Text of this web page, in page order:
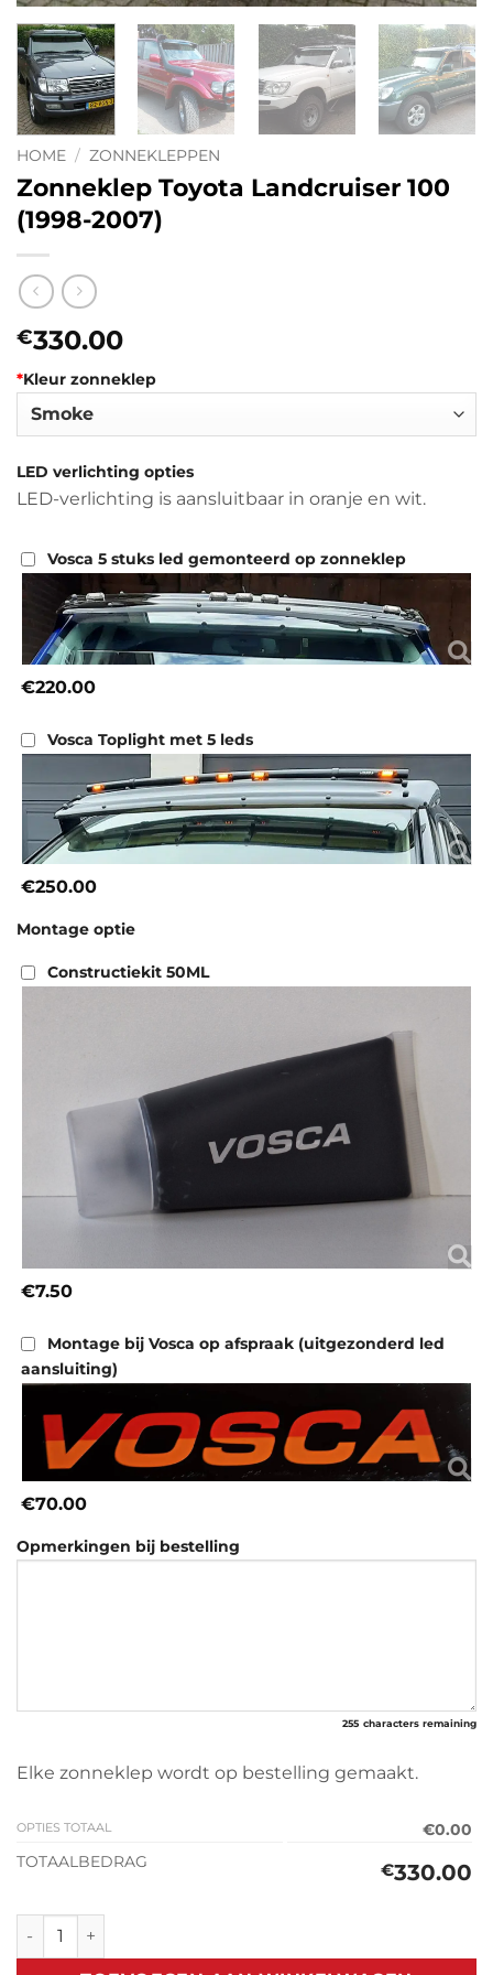
HOME / ZONNEKLEPPEN
Zonneklep Toyota Landcruiser 100
(1998-2007)
€330.00
*Kleur zonneklep
LED verlichting opties
LED-verlichting is aansluitbaar in oranje en wit.
Vosca 5 stuks led gemonteerd op zonneklep
€220.00
Vosca Toplight met 5 leds
€250.00
Montage optie
Constructiekit 50ML
€7.50
Montage bij Vosca op afspraak (uitgezonderd led
aansluiting)
€70.00
Opmerkingen bij bestelling
255 characters remaining
Elke zonneklep wordt op bestelling gemaakt.
OPTIES TOTAAL
€0.00
TOTAALBEDRAG
€330.00
Zonneklep Toyota Landcruiser 100 (1998-2007) aantal